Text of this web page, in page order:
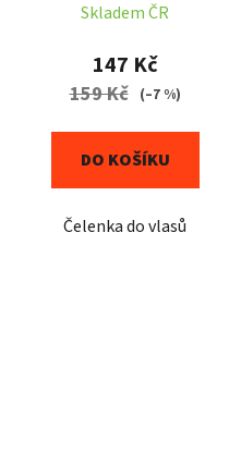
Skladem ČR
147 Kč
159 Kč (–7 %)
DO KOŠÍKU
Čelenka do vlasů